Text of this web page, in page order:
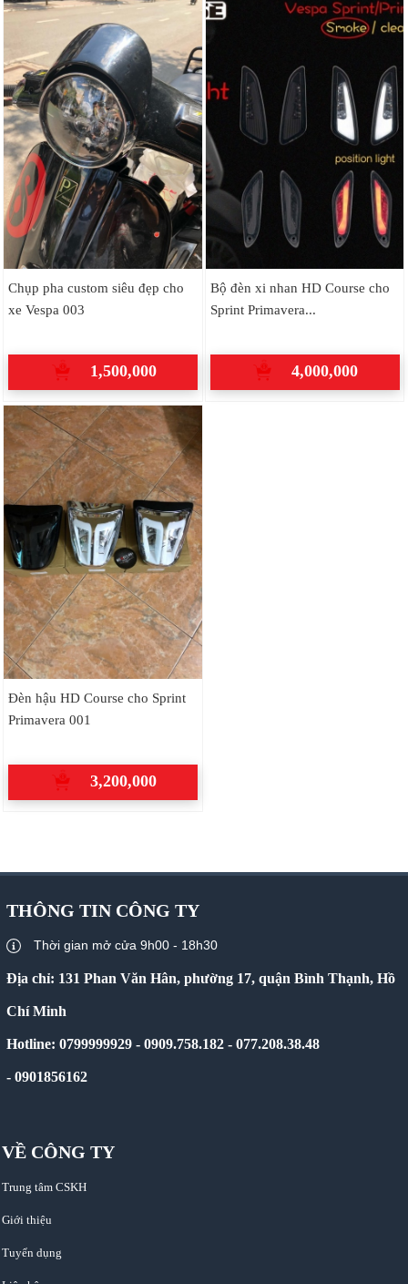
Chụp pha custom siêu đẹp cho
xe Vespa 003
1,500,000
Bộ đèn xi nhan HD Course cho
Sprint Primavera...
4,000,000
Đèn hậu HD Course cho Sprint
Primavera 001
3,200,000
THÔNG TIN CÔNG TY
Thời gian mở cửa 9h00 - 18h30
Địa chỉ: 131 Phan Văn Hân, phường 17, quận Bình Thạnh, Hồ
Chí Minh
Hotline: 0799999929 - 0909.758.182 - 077.208.38.48
- 0901856162
VỀ CÔNG TY
Trung tâm CSKH
Giới thiệu
Tuyển dụng